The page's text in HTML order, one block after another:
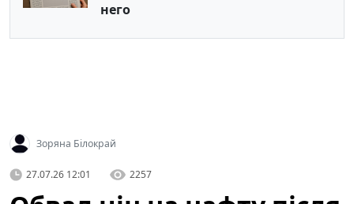
него
Зоряна Білокрай
27.07.26 12:01 2257